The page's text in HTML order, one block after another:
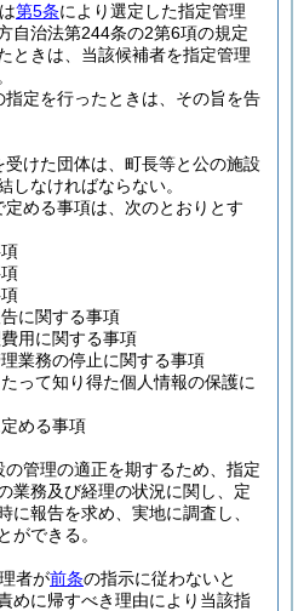
第5条により選定した指定管理
自治法第244条の2第6項の規定
ときは、当該候補者を指定管理
定を行ったときは、その旨を告
けた団体は、町長等と公の施設
しなければならない。
める事項は、次のとおりとす
に関する事項
用に関する事項
業務の停止に関する事項
って知り得た個人情報の保護に
める事項
管理の適正を期するため、指定
業務及び経理の状況に関し、定
に報告を求め、実地に調査し、
ができる。
者が前条の指示に従わないと
めに帰すべき理由により当該指